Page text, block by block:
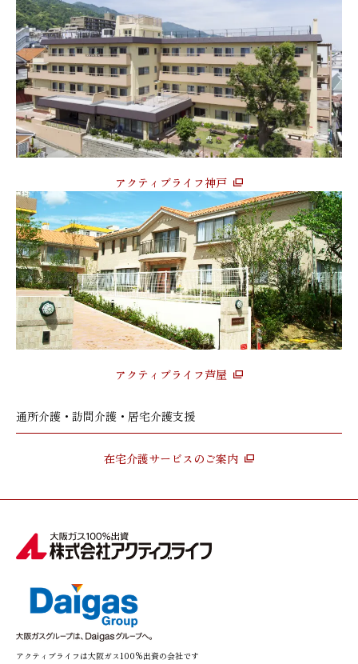
アクティブライフ神戸
アクティブライフ芦屋
通所介護・訪問介護・居宅介護支援
在宅介護サービスのご案内
アクティブライフは大阪ガス100%出資の会社です